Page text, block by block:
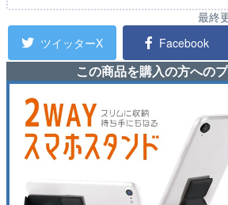
最終
ツイッターX
Facebook
この商品を購入の方への